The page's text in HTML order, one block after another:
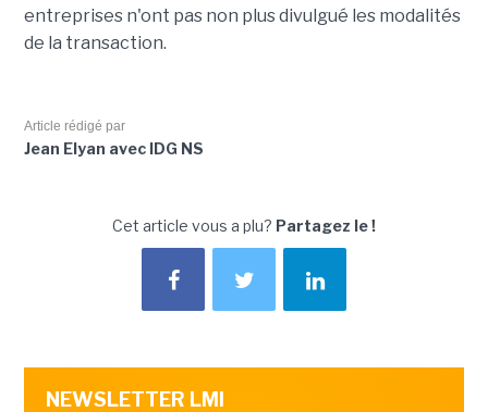
entreprises n'ont pas non plus divulgué les modalités
de la transaction.
Article rédigé par
Jean Elyan avec IDG NS
Cet article vous a plu? Partagez le !
NEWSLETTER LMI